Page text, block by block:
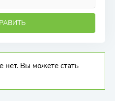
нет. Вы можете стать